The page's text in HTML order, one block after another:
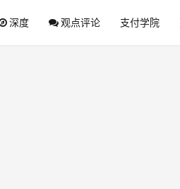
深度 观点评论 支付学院